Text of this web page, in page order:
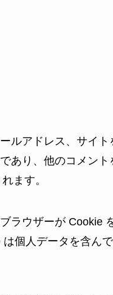
ルアドレス、サイ
あり、他のコメン
ます。
ラウザーが Cookie
個人データを含ん